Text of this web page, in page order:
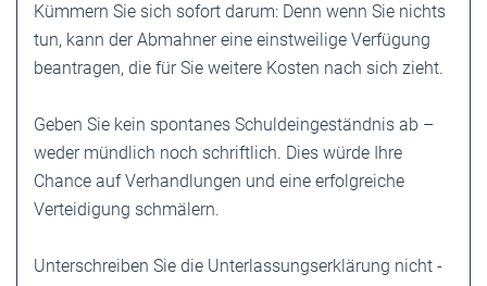
Kümmern Sie sich sofort darum: Denn wenn Sie nichts
tun, kann der Abmahner eine einstweilige Verfügung
beantragen, die für Sie weitere Kosten nach sich zieht.
Geben Sie kein spontanes Schuldeingeständnis ab –
weder mündlich noch schriftlich. Dies würde Ihre
Chance auf Verhandlungen und eine erfolgreiche
Verteidigung schmälern.
Unterschreiben Sie die ­Unterlassungserklärung nicht ­